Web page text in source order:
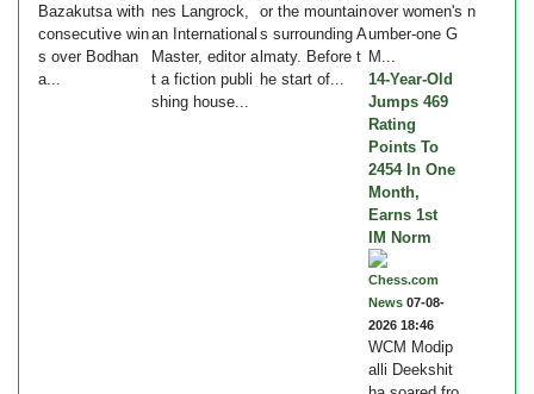
Bazakutsa with
consecutive win
s over Bodhan
a...
nes Langrock,
an International
Master, editor a
t a fiction publi
shing house...
or the mountain
s surrounding A
lmaty. Before t
he start of...
over women's n
umber-one G
M...
14-Year-Old
Jumps 469
Rating
Points To
2454 In One
Month,
Earns 1st
IM Norm
Chess.com
News 07-08-
2026 18:46
WCM Modip
alli Deekshit